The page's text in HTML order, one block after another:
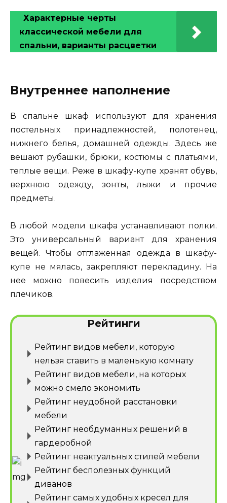
Характерные черты
классической мебели для
спальни, варианты расцветки
Внутреннее наполнение
В спальне шкаф используют для хранения
постельных принадлежностей, полотенец,
нижнего белья, домашней одежды. Здесь же
вешают рубашки, брюки, костюмы с платьями,
теплые вещи. Реже в шкафу-купе хранят обувь,
верхнюю одежду, зонты, лыжи и прочие
предметы.
В любой модели шкафа устанавливают полки.
Это универсальный вариант для хранения
вещей. Чтобы отглаженная одежда в шкафу-
купе не мялась, закрепляют перекладину. На
нее можно повесить изделия посредством
плечиков.
Рейтинги
Рейтинг видов мебели, которую
нельзя ставить в маленькую комнату
Рейтинг видов мебели, на которых
можно смело экономить
Рейтинг неудобной расстановки
мебели
Рейтинг необдуманных решений в
гардеробной
Рейтинг неактуальных стилей мебели
Рейтинг бесполезных функций
диванов
Рейтинг самых удобных кресел для